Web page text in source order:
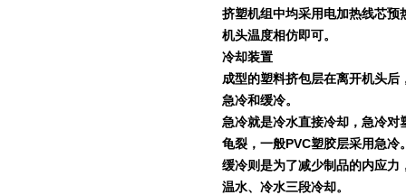
挤塑机组中均采用电加热线芯
机头温度相仿即可。
冷却装置
成型的塑料挤包层在离开机头
急冷和缓冷。
急冷就是冷水直接冷却，急冷
龟裂，一般PVC塑胶层采用急冷
缓冷则是为了减少制品的内应
温水、冷水三段冷却。